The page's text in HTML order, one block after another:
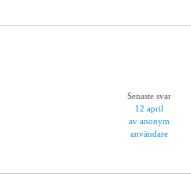
Senaste svar
12 april
av anonym
användare